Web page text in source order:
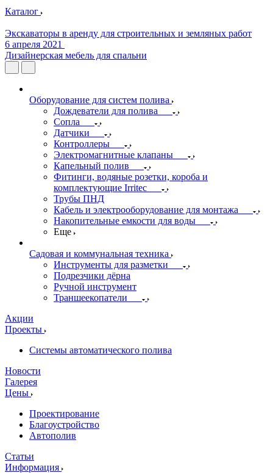
Каталог
Экскаваторы в аренду для строительных и земляных работ
6 апреля 2021
Дизайнерская мебель для спальни
Оборудование для систем полива
Дождеватели для полива
Сопла
Датчики
Контроллеры
Электромагнитные клапаны
Капельный полив
Фитинги, водяные розетки, короба и
комплектующие Irritec
Трубы ПНД
Кабель и электрооборудование для монтажа
Накопительные емкости для воды
Еще
Садовая и коммунальная техника
Инструменты для разметки
Подрезчики дёрна
Ручной инструмент
Траншеекопатели
Акции
Проекты
Системы автоматического полива
Новости
Галерея
Цены
Проектирование
Благоустройство
Автополив
Статьи
Информация